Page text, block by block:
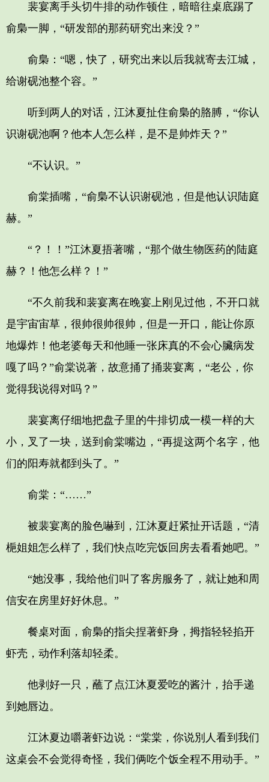
裴宴离手头切牛排的动作顿住，暗暗往桌底踢了
俞梟一脚，“研发部的那药研究出来没？”
俞梟：“嗯，快了，研究出来以后我就寄去江城，
给谢砚池整个容。”
听到两人的对话，江沐夏扯住俞梟的胳膊，“你认
识谢砚池啊？他本人怎么样，是不是帅炸天？”
“不认识。”
俞棠插嘴，“俞梟不认识谢砚池，但是他认识陆庭
赫。”
“？！！”江沐夏捂著嘴，“那个做生物医药的陆庭
赫？！他怎么样？！”
“不久前我和裴宴离在晚宴上刚见过他，不开口就
是宇宙宙草，很帅很帅很帅，但是一开口，能让你原
地爆炸！他老婆每天和他睡一张床真的不会心臟病发
嘎了吗？”俞棠说著，故意捅了捅裴宴离，“老公，你
觉得我说得对吗？”
裴宴离仔细地把盘子里的牛排切成一模一样的大
小，叉了一块，送到俞棠嘴边，“再提这两个名字，他
们的阳寿就都到头了。”
俞棠：“……”
被裴宴离的脸色嚇到，江沐夏赶紧扯开话题，“清
梔姐姐怎么样了，我们快点吃完饭回房去看看她吧。”
“她没事，我给他们叫了客房服务了，就让她和周
信安在房里好好休息。”
餐桌对面，俞梟的指尖捏著虾身，拇指轻轻掐开
虾壳，动作利落却轻柔。
他剥好一只，蘸了点江沐夏爱吃的酱汁，抬手递
到她唇边。
江沐夏边嚼著虾边说：“棠棠，你说別人看到我们
这桌会不会觉得奇怪，我们俩吃个饭全程不用动手。”